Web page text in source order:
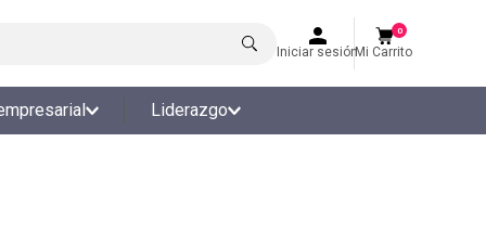
Iniciar sesiónMi Carrito
0
Liderazgo